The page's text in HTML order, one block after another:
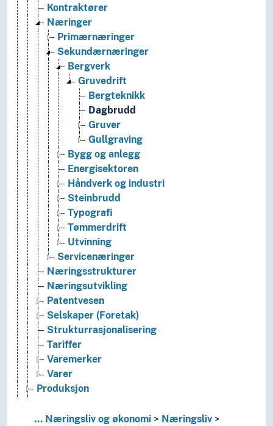
Kontraktører
Næringer
Primærnæringer
Sekundærnæringer
Bergverk
Gruvedrift
Bergteknikk
Dagbrudd
Gruver
Gullgraving
Bygg og anlegg
Energisektoren
Håndverk og industri
Steinbrudd
Typografi
Tømmerdrift
Utvinning
Servicenæringer
Næringsstrukturer
Næringsutvikling
Patentvesen
Selskaper (Foretak)
Strukturrasjonalisering
Tariffer
Varemerker
Varer
Produksjon
Pedagogikk
... Næringsliv og økonomi
Næringsliv